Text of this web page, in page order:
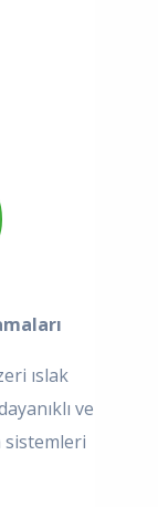
ıslak
ve
sistemleri